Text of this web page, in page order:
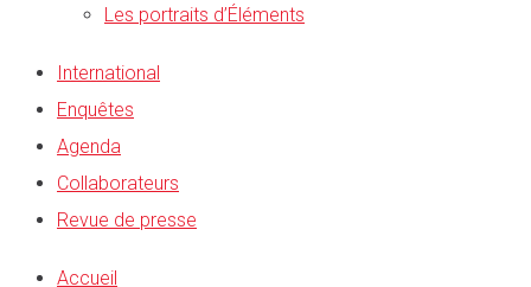
Les portraits d’Éléments
International
Enquêtes
Agenda
Collaborateurs
Revue de presse
Accueil